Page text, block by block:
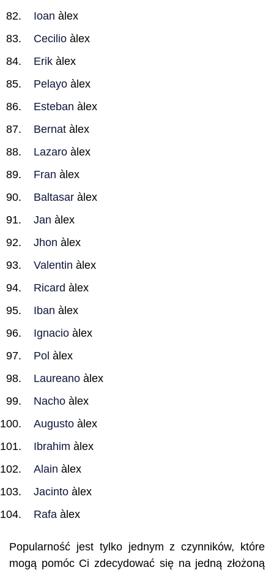
Ioan àlex
Cecilio àlex
Erik àlex
Pelayo àlex
Esteban àlex
Bernat àlex
Lazaro àlex
Fran àlex
Baltasar àlex
Jan àlex
Jhon àlex
Valentin àlex
Ricard àlex
Iban àlex
Ignacio àlex
Pol àlex
Laureano àlex
Nacho àlex
Augusto àlex
Ibrahim àlex
Alain àlex
Jacinto àlex
Rafa àlex
Popularność jest tylko jednym z czynników, które
mogą pomóc Ci zdecydować się na jedną złożoną